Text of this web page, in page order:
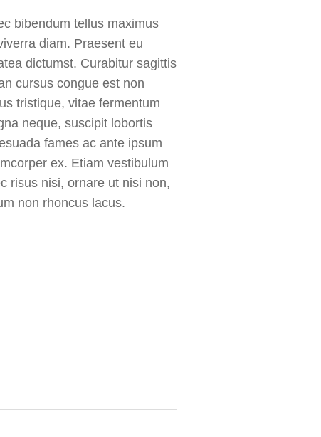
bibendum tellus maximus
diam. Praesent eu
dictumst. Curabitur sagittis
cursus congue est non
tristique, vitae fermentum
neque, suscipit lobortis
fames ac ante ipsum
ex. Etiam vestibulum
risus nisi, ornare ut nisi non,
non rhoncus lacus.